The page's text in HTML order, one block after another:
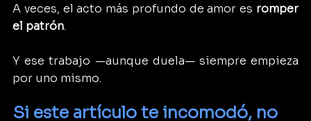
A veces, el acto más profundo de amor es romper
el patrón.
Y ese trabajo —aunque duela— siempre empieza
por uno mismo.
Si este artículo te incomodó, no